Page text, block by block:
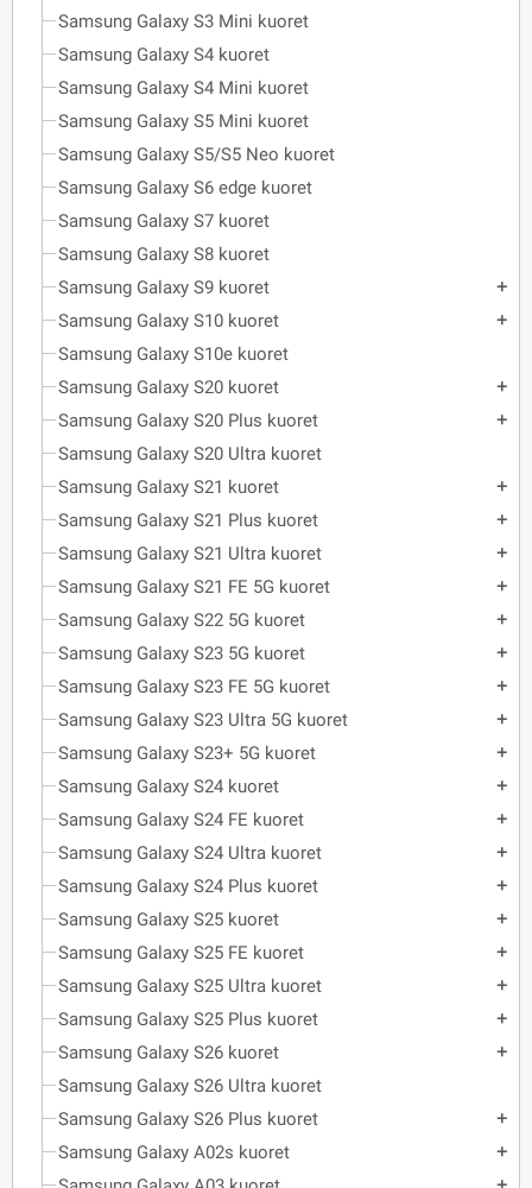
Samsung Galaxy S3 Mini kuoret
Samsung Galaxy S4 kuoret
Samsung Galaxy S4 Mini kuoret
Samsung Galaxy S5 Mini kuoret
Samsung Galaxy S5/S5 Neo kuoret
Samsung Galaxy S6 edge kuoret
Samsung Galaxy S7 kuoret
Samsung Galaxy S8 kuoret
Samsung Galaxy S9 kuoret
add
Samsung Galaxy S10 kuoret add
Samsung Galaxy S10e kuoret
Samsung Galaxy S20 kuoret
add
Samsung Galaxy S20 Plus kuoret add
Samsung Galaxy S20 Ultra kuoret
Samsung Galaxy S21 kuoret
add
Samsung Galaxy S21 Plus kuoret add
Samsung Galaxy S21 Ultra kuoret add
Samsung Galaxy S21 FE 5G kuoret add
Samsung Galaxy S22 5G kuoret add
Samsung Galaxy S23 5G kuoret add
Samsung Galaxy S23 FE 5G kuoret add
Samsung Galaxy S23 Ultra 5G kuoret add
Samsung Galaxy S23+ 5G kuoret add
Samsung Galaxy S24 kuoret add
Samsung Galaxy S24 FE kuoret add
Samsung Galaxy S24 Ultra kuoret add
Samsung Galaxy S24 Plus kuoret add
Samsung Galaxy S25 kuoret add
Samsung Galaxy S25 FE kuoret add
Samsung Galaxy S25 Ultra kuoret add
Samsung Galaxy S25 Plus kuoret add
Samsung Galaxy S26 kuoret add
Samsung Galaxy S26 Ultra kuoret
Samsung Galaxy S26 Plus kuoret
add
Samsung Galaxy A02s kuoret add